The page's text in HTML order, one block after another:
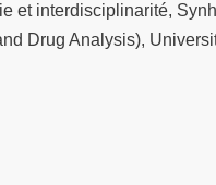
et interdisciplinarité,
Drug Analysis),